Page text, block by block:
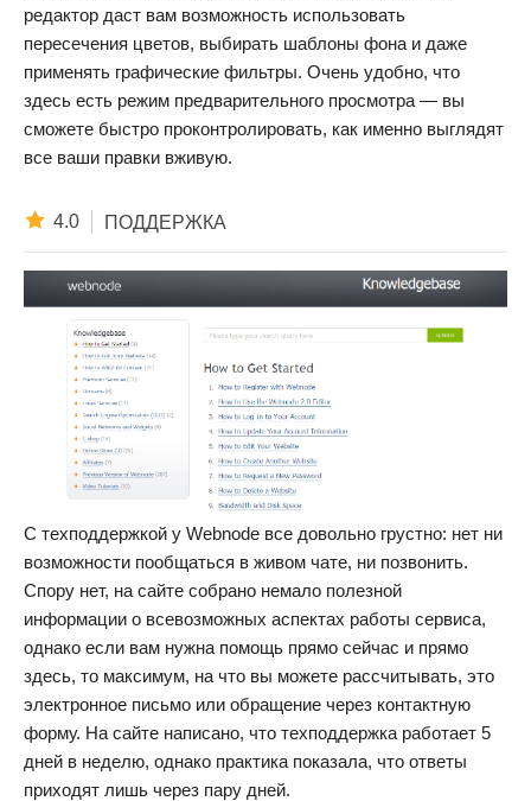
редактор даст вам возможность использовать
пересечения цветов, выбирать шаблоны фона и даже
применять графические фильтры. Очень удобно, что
здесь есть режим предварительного просмотра — вы
сможете быстро проконтролировать, как именно выглядят
все ваши правки вживую.
4.0 ПОДДЕРЖКА
С техподдержкой у Webnode все довольно грустно: нет ни
возможности пообщаться в живом чате, ни позвонить.
Спору нет, на сайте собрано немало полезной
информации о всевозможных аспектах работы сервиса,
однако если вам нужна помощь прямо сейчас и прямо
здесь, то максимум, на что вы можете рассчитывать, это
электронное письмо или обращение через контактную
форму. На сайте написано, что техподдержка работает 5
дней в неделю, однако практика показала, что ответы
приходят лишь через пару дней.